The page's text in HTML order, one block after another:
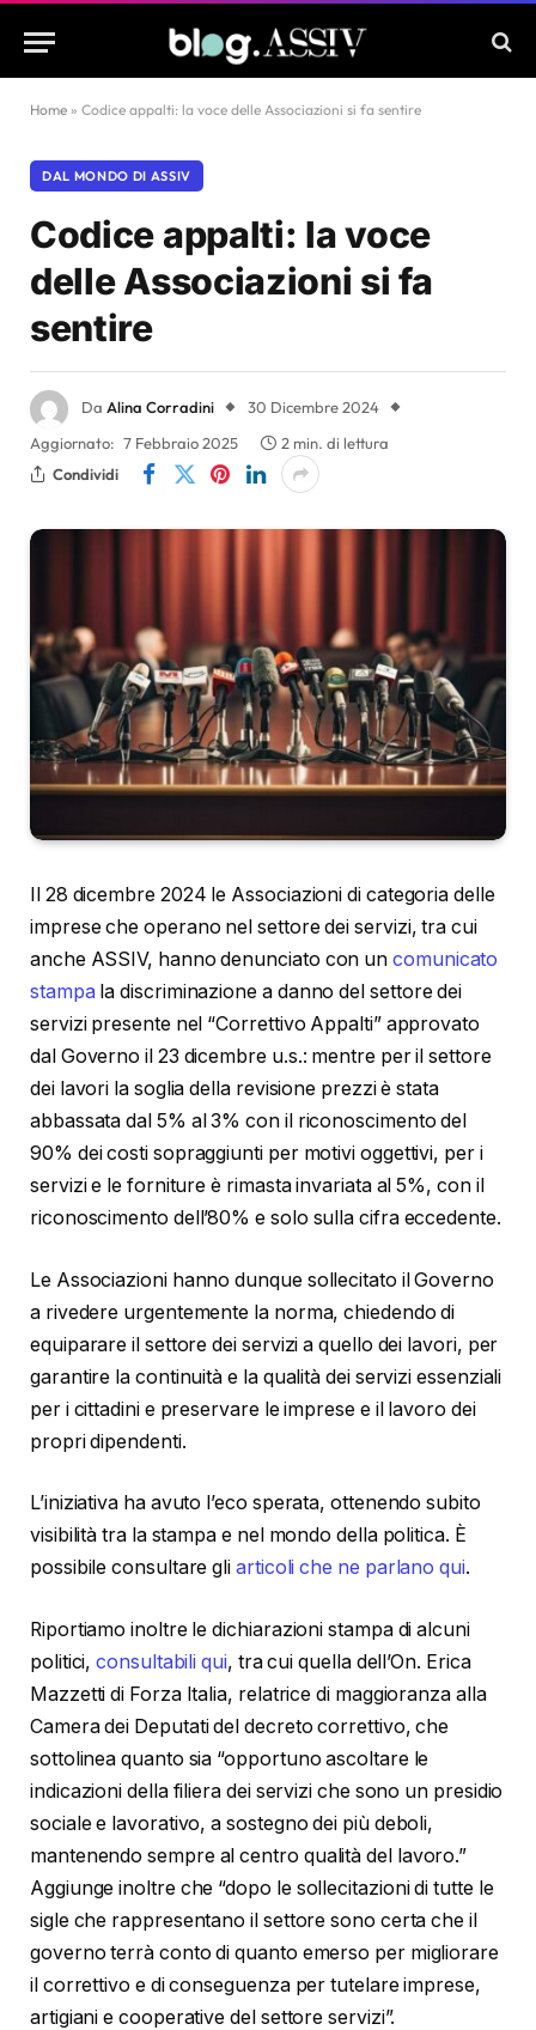
Home » Codice appalti: la voce delle Associazioni si fa sentire
DAL MONDO DI ASSIV
Codice appalti: la voce
delle Associazioni si fa
sentire
Da Alina Corradini
30 Dicembre 2024
Aggiornato: 7 Febbraio 2025
2 min. di lettura
Condividi
Il 28 dicembre 2024 le Associazioni di categoria delle
imprese che operano nel settore dei servizi, tra cui
anche ASSIV, hanno denunciato con uncomunicato
stampa la discriminazione a danno del settore dei
servizi presente nel “Correttivo Appalti” approvato
dal Governo il 23 dicembre u.s.: mentre per il settore
dei lavori la soglia della revisione prezzi è stata
abbassata dal 5% al 3% con il riconoscimento del
90% dei costi sopraggiunti per motivi oggettivi, per i
servizi e le forniture è rimasta invariata al 5%, con il
riconoscimento dell’80% e solo sulla cifra eccedente.
Le Associazioni hanno dunque sollecitato il Governo
a rivedere urgentemente la norma, chiedendo di
equiparare il settore dei servizi a quello dei lavori, per
garantire la continuità e la qualità dei servizi essenziali
per i cittadini e preservare le imprese e il lavoro dei
propri dipendenti.
L’iniziativa ha avuto l’eco sperata, ottenendo subito
visibilità tra la stampa e nel mondo della politica. È
possibile consultare gliarticoli che ne parlano qui.
Riportiamo inoltre le dichiarazioni stampa di alcuni
politici,consultabili qui, tra cui quella dell’On. Erica
Mazzetti di Forza Italia, relatrice di maggioranza alla
Camera dei Deputati del decreto correttivo, che
sottolinea quanto sia “opportuno ascoltare le
indicazioni della filiera dei servizi che sono un presidio
sociale e lavorativo, a sostegno dei più deboli,
mantenendo sempre al centro qualità del lavoro.”
Aggiunge inoltre che “dopo le sollecitazioni di tutte le
sigle che rappresentano il settore sono certa che il
governo terrà conto di quanto emerso per migliorare
il correttivo e di conseguenza per tutelare imprese,
artigiani e cooperative del settore servizi”.